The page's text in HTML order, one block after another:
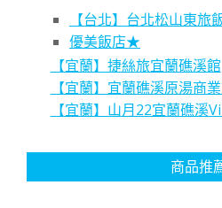
【台北】台北松山東
優美飯店★
【宜蘭】捷絲旅宜蘭礁溪館
【宜蘭】宜蘭礁溪原湯商
【宜蘭】山月22宜蘭礁溪
商品推